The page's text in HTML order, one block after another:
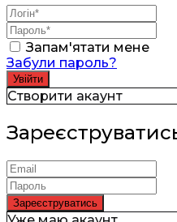
Запам'ятати мене
Забули пароль?
Створити акаунт